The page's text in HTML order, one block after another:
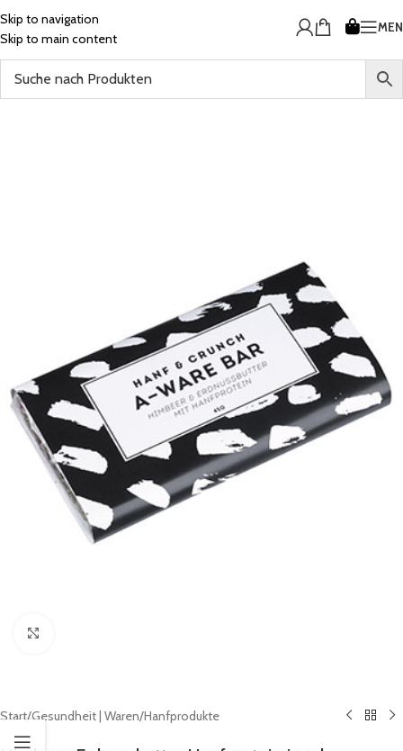
Skip to navigation
Skip to main content
Start/Gesundheit | Waren/Hanfprodukte